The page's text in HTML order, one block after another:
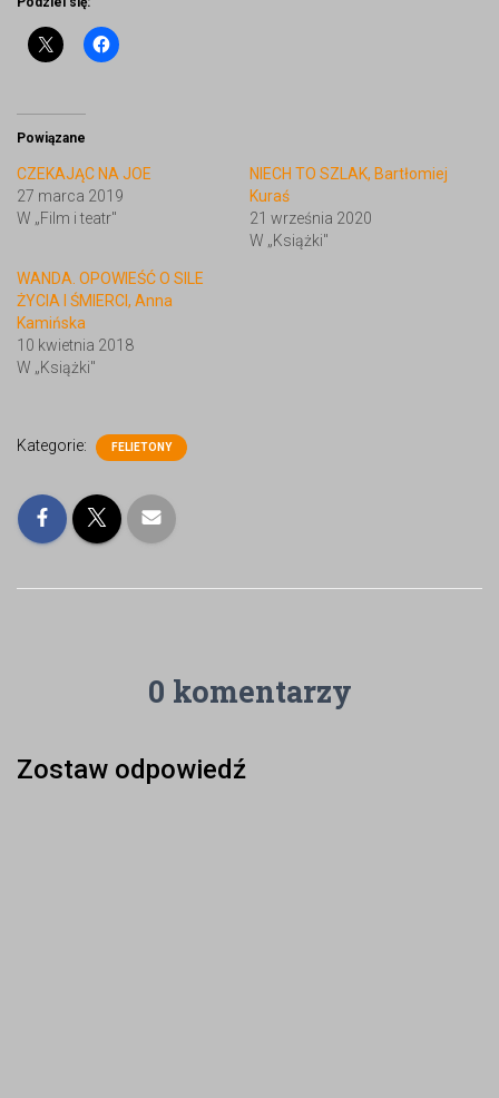
Powiązane
CZEKAJĄC NA JOE
27 marca 2019
W „Film i teatr"
NIECH TO SZLAK, Bartłomiej
Kuraś
21 września 2020
W „Książki"
WANDA. OPOWIEŚĆ O SILE
ŻYCIA I ŚMIERCI, Anna
Kamińska
10 kwietnia 2018
W „Książki"
Kategorie: FELIETONY
0 komentarzy
Zostaw odpowiedź